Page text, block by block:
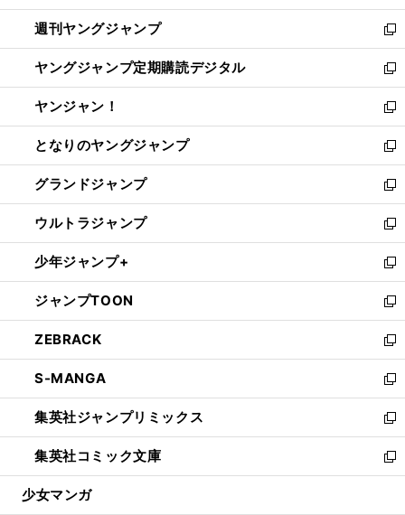
開
く
ウ
で
開
く
ン
ド
ウ
で
開
く
ウ
ィ
ン
ド
ウ
で
開
く
週刊ヤングジャンプ
新
し
い
ウ
ィ
ン
ド
ウ
で
開
く
ヤングジャンプ定期購読デジタル
新
し
い
ウ
ィ
ン
ド
ウ
で
開
く
ヤンジャン！
新
し
い
ウ
ィ
ン
ド
ウ
で
開
く
となりのヤングジャンプ
新
し
い
ウ
ィ
ン
ド
ウ
で
開
く
グランドジャンプ
新
し
い
ウ
ィ
ン
ド
ウ
で
開
く
ウルトラジャンプ
新
し
い
ウ
ィ
ン
ド
ウ
で
開
く
少年ジャンプ+
新
し
い
ウ
ィ
ン
ド
ウ
で
開
く
ジャンプTOON
新
し
い
ウ
ィ
ン
ド
ウ
で
開
ZEBRACK
新
し
い
ウ
ィ
ン
ド
ウ
S-MANGA
新
し
い
ウ
ィ
ン
集英社ジャンプリミックス
新
し
い
ウ
集英社コミック文庫
新
し
少女マンガ